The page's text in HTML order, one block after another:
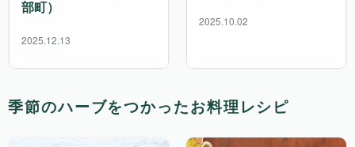
部町）
2025.12.13
2025.10.02
季節のハーブをつかったお料理レシピ